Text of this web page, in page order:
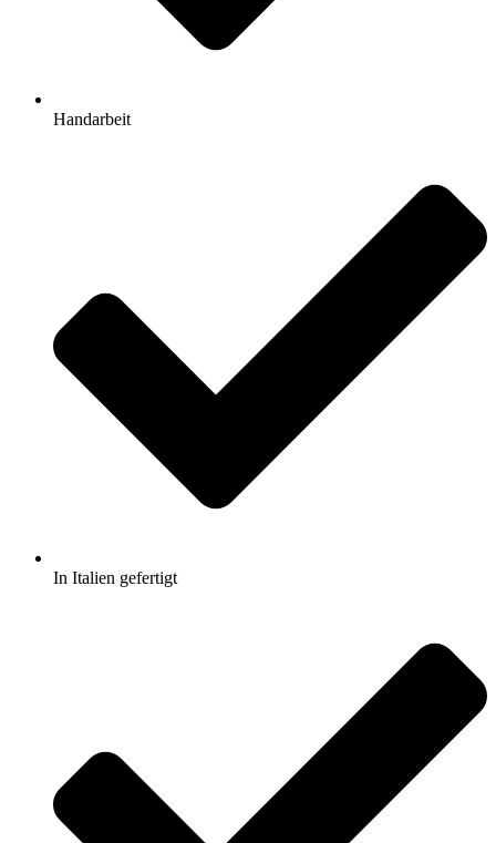
Handarbeit
In Italien gefertigt